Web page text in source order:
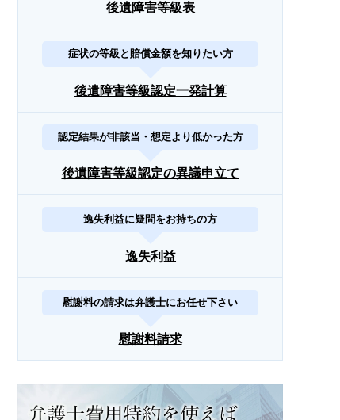
後遺障害等級表
症状の等級と賠償金額を知りたい方
後遺障害等級認定一発計算
認定結果が非該当・想定より低かった方
後遺障害等級認定の異議申立て
逸失利益に疑問をお持ちの方
逸失利益
慰謝料の請求は弁護士にお任せ下さい
慰謝料請求